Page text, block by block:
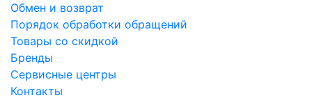
Обмен и возврат
Порядок обработки обращений
Товары со скидкой
Бренды
Сервисные центры
Контакты